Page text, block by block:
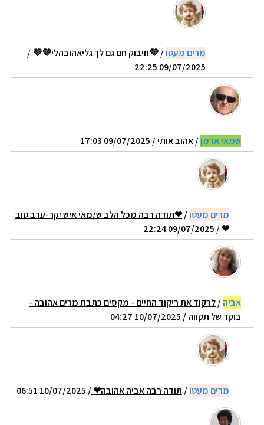
מרים מעטו/💜חיבוק חם גם לך גליאהובהלי💜💜 /
09/07/2025 22:25
שמאי ארמן/אהוב אותי/ 09/07/2025 17:03
מרים מעטו/❤תודה רבה מכל הלב ש/מאי איש יקר-ערב טוב
❤
/ 09/07/2025 22:24
אביה/לרקוד את ריקוד החיים - מקסים כתבת מרים אהובה -
בוקר של תקווה/ 10/07/2025 04:27
מרים מעטו/ תודה רבה אביה אהובה❤/ 10/07/2025 06:51